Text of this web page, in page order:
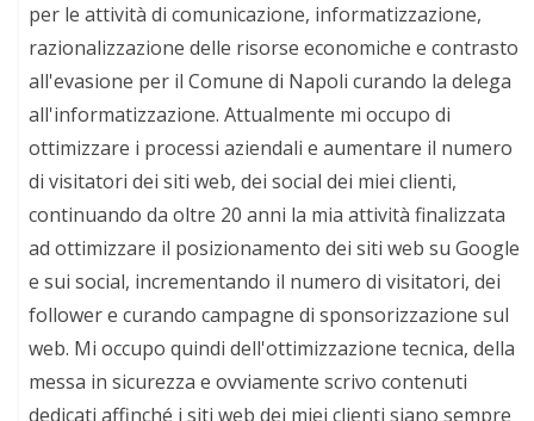
per le attività di comunicazione, informatizzazione,
razionalizzazione delle risorse economiche e contrasto
all'evasione per il Comune di Napoli curando la delega
all'informatizzazione. Attualmente mi occupo di
ottimizzare i processi aziendali e aumentare il numero
di visitatori dei siti web, dei social dei miei clienti,
continuando da oltre 20 anni la mia attività finalizzata
ad ottimizzare il posizionamento dei siti web su Google
e sui social, incrementando il numero di visitatori, dei
follower e curando campagne di sponsorizzazione sul
web. Mi occupo quindi dell'ottimizzazione tecnica, della
messa in sicurezza e ovviamente scrivo contenuti
dedicati affinché i siti web dei miei clienti siano sempre